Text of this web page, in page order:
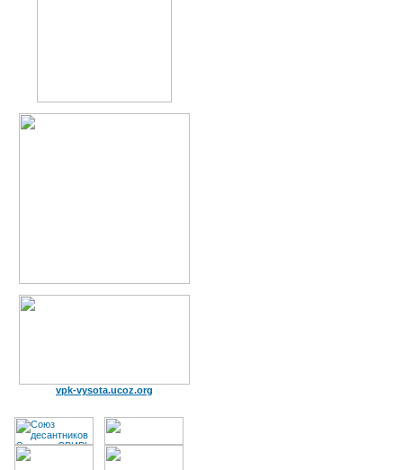
vpk-vysota.ucoz.org